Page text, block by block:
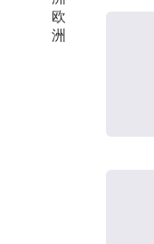
欧
洲